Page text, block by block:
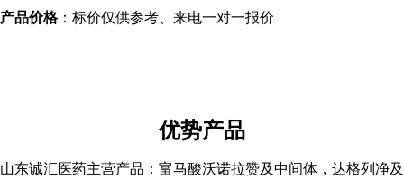
产品价格：标价仅供参考、来电一对一报价
优势产品
山东诚汇医药主营产品：富马酸沃诺拉赞及中间体，达格列净及